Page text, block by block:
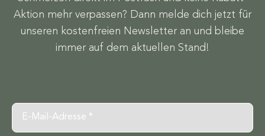
Aktion mehr verpassen? Dann melde dich jetzt für
unseren kostenfreien Newsletter an und bleibe
immer auf dem aktuellen Stand!
Email